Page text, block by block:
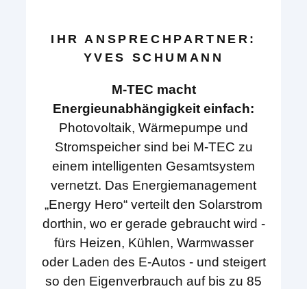
IHR ANSPRECHPARTNER:
YVES SCHUMANN
M-TEC macht
Energieunabhängigkeit einfach:
Photovoltaik, Wärmepumpe und
Stromspeicher sind bei M-TEC zu
einem intelligenten Gesamtsystem
vernetzt. Das Energiemanagement
„Energy Hero“ verteilt den Solarstrom
dorthin, wo er gerade gebraucht wird -
fürs Heizen, Kühlen, Warmwasser
oder Laden des E-Autos - und steigert
so den Eigenverbrauch auf bis zu 85